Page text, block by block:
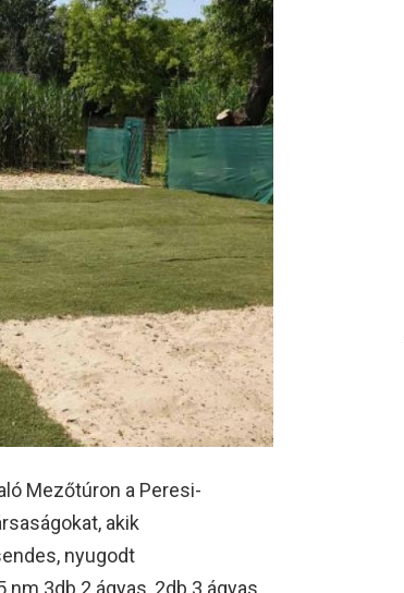
Mezőtúron a Peresi-
akik
nyugodt
3db 2 ágyas, 2db 3 ágyas